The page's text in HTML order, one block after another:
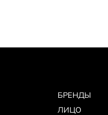
БPEНДЫ
ЛИЦО